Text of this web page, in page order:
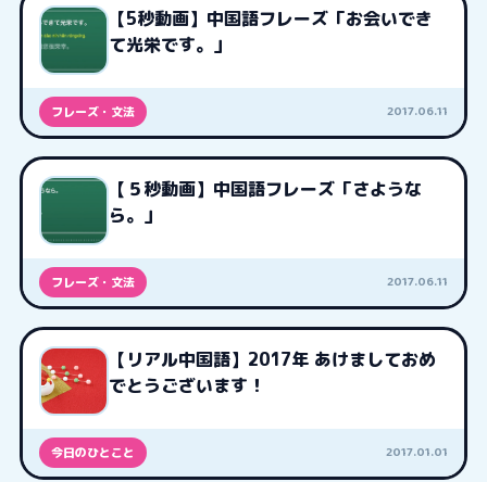
【5秒動画】中国語フレーズ「お会いでき
て光栄です。」
フレーズ・文法 2017.06.11
【５秒動画】中国語フレーズ「さような
ら。」
フレーズ・文法 2017.06.11
【リアル中国語】2017年 あけましておめ
でとうございます！
今日のひとこと 2017.01.01